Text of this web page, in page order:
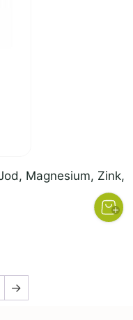
Magnesium, Zink,
→